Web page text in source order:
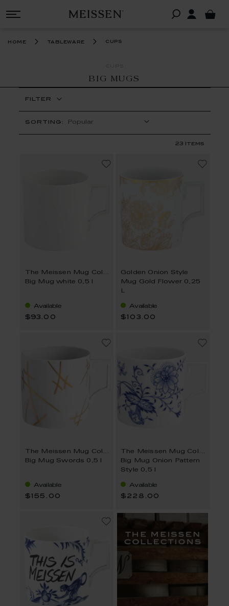
home tableware cups
CUPS
BIG MUGS
FILTER
SORTING:
23 Items
The Meissen Mug Collection
Big Mug white 0,5 l
Available
$93.00
Golden Onion Style
Mug Gold Flower 0,25
L
Available
$103.00
The Meissen Mug Collection
Big Mug Swords 0,5 l
Available
$155.00
The Meissen Mug Collection
Big Mug Onion Pattern
Style 0,5 l
Available
$228.00